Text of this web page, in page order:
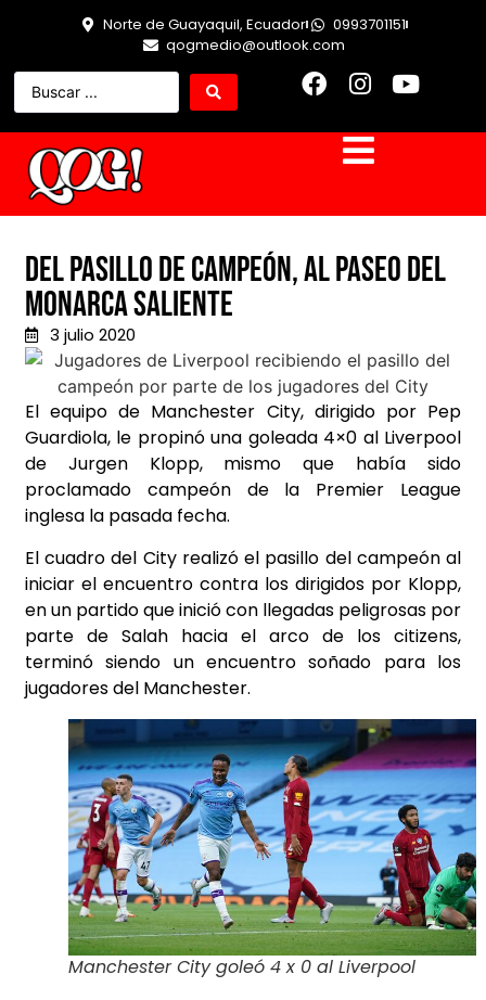
Norte de Guayaquil, Ecuador
0993701151
qogmedio@outlook.com
Del pasillo de campeón, al paseo del
monarca saliente
3 julio 2020
El equipo de Manchester City, dirigido por Pep
Guardiola, le propinó una goleada 4×0 al Liverpool
de Jurgen Klopp, mismo que había sido
proclamado campeón de la Premier League
inglesa la pasada fecha.
El cuadro del City realizó el pasillo del campeón al
iniciar el encuentro contra los dirigidos por Klopp,
en un partido que inició con llegadas peligrosas por
parte de Salah hacia el arco de los citizens,
terminó siendo un encuentro soñado para los
jugadores del Manchester.
Manchester City goleó 4 x 0 al Liverpool